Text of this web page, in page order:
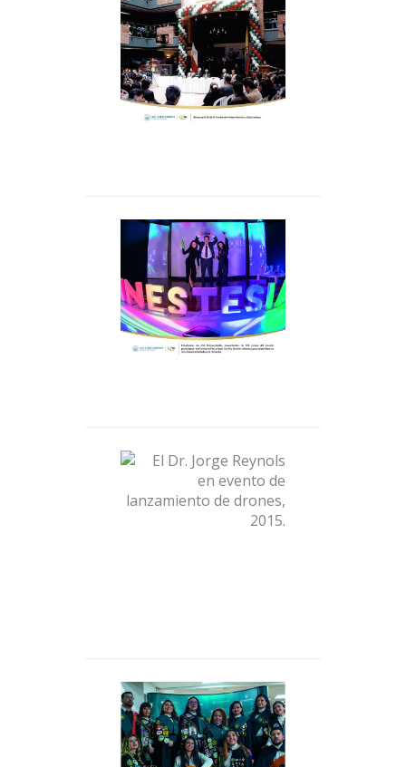
Aniversario 24 de la
Fundación Universitaria
Los Libertadores
Estudiantes de 450
Universidades de 109
países participaron en el
festival que reúne a los
jóvenes talentos para
El Dr. Jorge Reynols en
evento de lanzamiento
Festival de Tunas 2021